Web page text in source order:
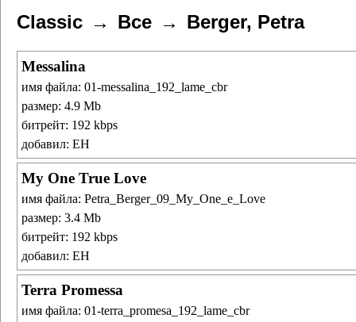
Classic Все Berger, Petra
Messalina
имя файла: 01-messalina_192_lame_cbr
размер: 4.9 Mb
битрейт: 192 kbps
добавил: ЕН
My One True Love
имя файла: Petra_Berger_09_My_One_e_Love
размер: 3.4 Mb
битрейт: 192 kbps
добавил: ЕН
Terra Promessa
имя файла: 01-terra_promesa_192_lame_cbr